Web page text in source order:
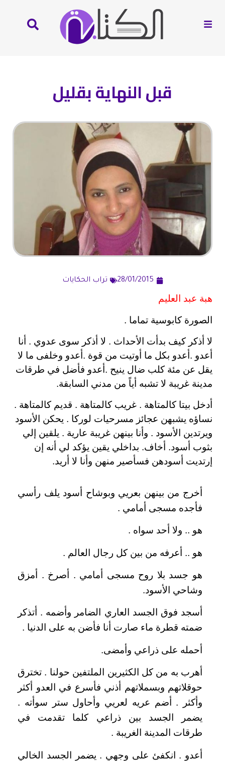
قبل النهاية بقليل
28/01/2015 تراب الحكايات
هبة عبد العليم
الصورة كابوسية تماما .
لا أذكر كيف بدأت الأحداث . لا أذكر سوى عدوي . أنا
أعدو .أعدو بكل ما أوتيت من قوة .أعدو وخلفى ما لا
يقل عن مئة كلب ضال ينيح .أعدو فأضل في طرقات
مدينة غريبة لا تشبه أياً من مدني السابقة.
أدخل بيتا كالمتاهة . غريب كالمتاهة . قديم كالمتاهة .
نساؤه يشبهن عجائز مسرحيات لوركا . يحكن الأسود
ويرتدين الأسود . وأنا بينهن غريبة عارية . يلقين إلي
بثوب أسود. أخاف. بداخلي يقين يؤكد لي أنه إن
إرتديت أسودهن فسأصير منهن وأنا لا أريد.
أخرج من بينهن بعريي وبوشاح أسود يلف رأسي
فأجده مسجى أمامي .
هو .. ولا أحد سواه .
هو .. أعرفه من بين كل رجال العالم .
هو جسد بلا روح مسجى أمامي . أصرخ . أمزق
وشاحي الأسود.
أسجد فوق الجسد العاري الضامر وأضمه . أتذكر
ضمته قطرة ماء صارت أنا فأضن به على الدنيا .
أحمله على ذراعي وأمضى.
أهرب به من كل الكثيرين الملتفين حولنا . تخترق
حوقلاتهم وبسملاتهم أذني فأسرع في العدو أكثر
وأكثر . أضم عريه لعريي وأحاول ستر سوأته .
يضمر الجسد بين ذراعي كلما تقدمت في
طرقات المدينة الغريبة .
أعدو . انكفئ على وجهي . يضمر الجسد الخالي